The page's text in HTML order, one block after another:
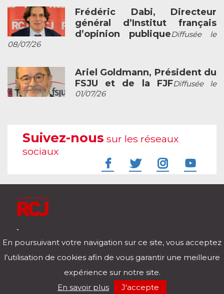
Frédéric Dabi, Directeur
général d’Institut français
d’opinion publiqueDiffusée le
08/07/26
Ariel Goldmann, Président du
FSJU et de la FJFDiffusée le
01/07/26
Suivez-nous sur les réseaux
sociaux
Télécharger notre application pour iOs et Android
00:00
En poursuivant votre navigation sur ce site, vous acceptez
l’utilisation de cookies afin de vous garantir une meilleure
expérience sur notre site.
En savoir plus
J'accepte